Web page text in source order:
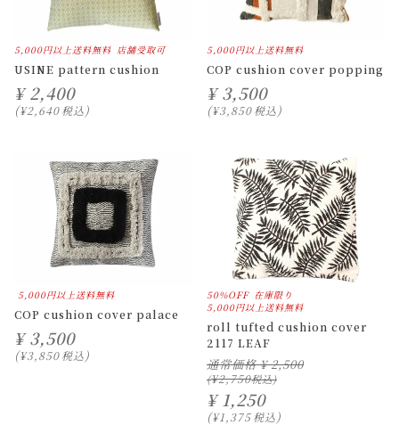
5,000円以上送料無料 店舗受取可
USINE pattern cushion
¥ 2,400
¥2,640税込
5,000円以上送料無料
COP cushion cover popping
¥ 3,500
¥3,850税込
5,000円以上送料無料
COP cushion cover palace
¥ 3,500
¥3,850税込
50%OFF 在庫限り
5,000円以上送料無料
roll tufted cushion cover
2117 LEAF
通常価格 ¥ 2,500
¥2,750
¥ 1,250
¥1,375税込